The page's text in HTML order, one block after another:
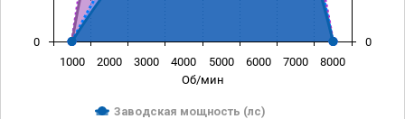
Об/мин
Заводская мощность (лс)
1000 2000 3000 4000 5000 6000 7000 8000
0 0